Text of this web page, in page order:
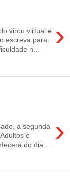
›
virou virtual e
escreva para
n...
›
a segunda
e
do dia ...